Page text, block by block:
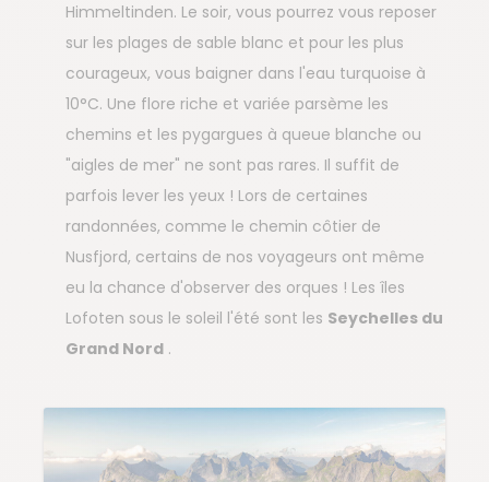
Himmeltinden. Le soir, vous pourrez vous reposer
sur les plages de sable blanc et pour les plus
courageux, vous baigner dans l'eau turquoise à
10°C. Une flore riche et variée parsème les
chemins et les pygargues à queue blanche ou
"aigles de mer" ne sont pas rares. Il suffit de
parfois lever les yeux ! Lors de certaines
randonnées, comme le chemin côtier de
Nusfjord, certains de nos voyageurs ont même
eu la chance d'observer des orques ! Les îles
Lofoten sous le soleil l'été sont les Seychelles du
Grand Nord .